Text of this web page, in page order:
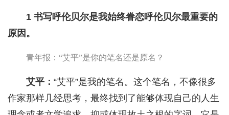
1 书写呼伦贝尔是我始终眷恋呼伦贝尔最重要的
原因。
青年报：“艾平”是你的笔名还是原名？
艾平： “艾平”是我的笔名。这个笔名，不像很多
作家那样几经思考，最终找到了能够体现自己的人生